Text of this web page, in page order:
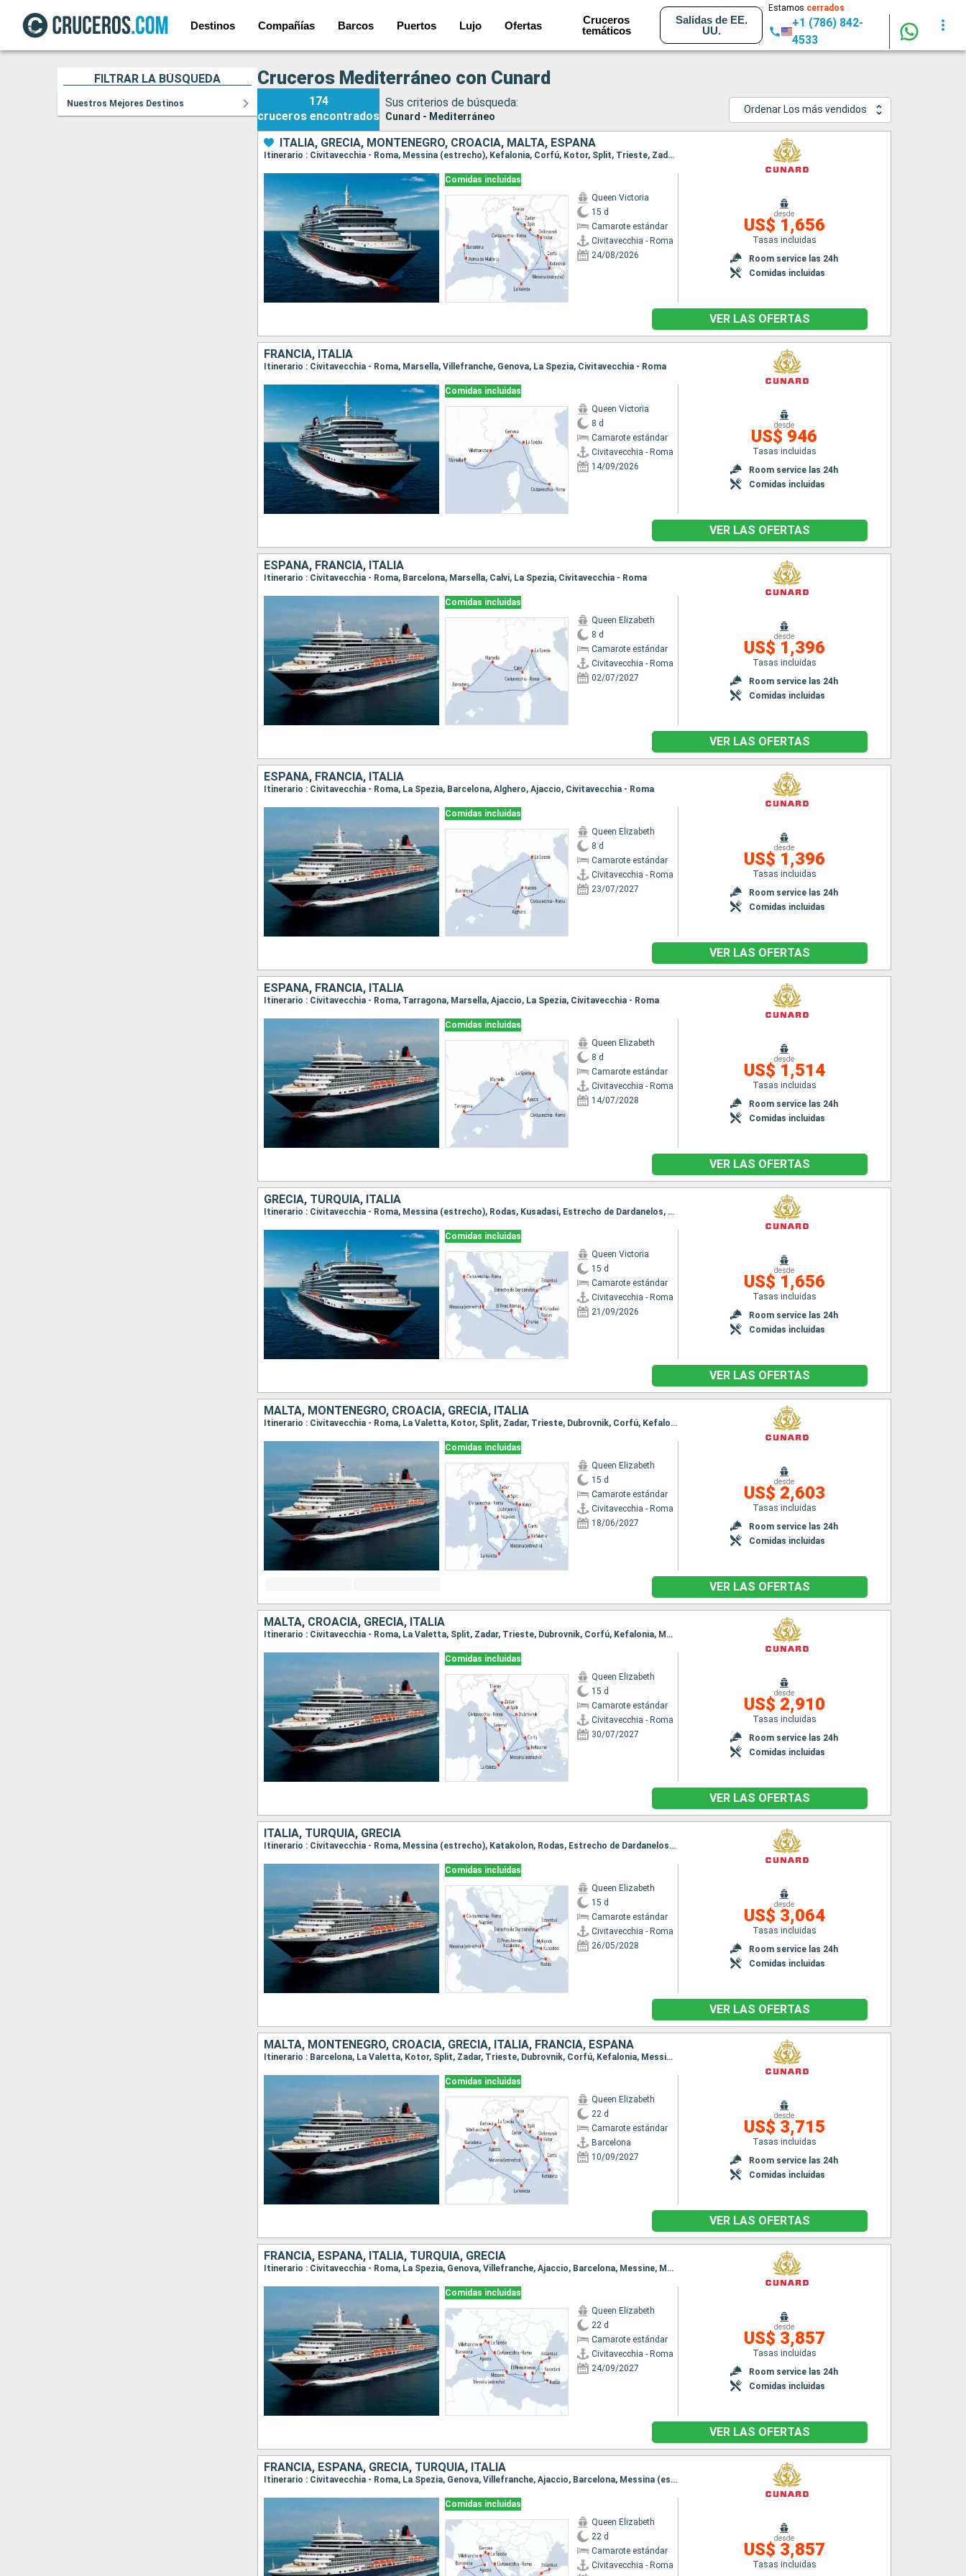
Destinos Compañías Barcos Puertos Lujo Ofertas
Cruceros
temáticos
Salidas de EE.
UU.
Estamos cerrados
+1 (786) 842-
4533
FILTRAR LA BÚSQUEDA
Nuestros Mejores Destinos
Cruceros Mediterráneo con Cunard
174
cruceros encontrados
Sus criterios de búsqueda:
Cunard - Mediterráneo
Ordenar Los más vendidos
ITALIA, GRECIA, MONTENEGRO, CROACIA, MALTA, ESPAÑA
Itinerario : Civitavecchia - Roma, Messina (estrecho), Kefalonia, Corfú, Kotor, Split, Trieste, Zadar, Dubrovnik, La Valetta, Palma de Mallorca, Barcelona
Comidas incluidas
Queen Victoria
15 d
Camarote estándar
Civitavecchia - Roma
24/08/2026
desde
US$ 1,656
Tasas incluidas
Room service las 24h
Comidas incluidas
VER LAS OFERTAS
FRANCIA, ITALIA
Itinerario : Civitavecchia - Roma, Marsella, Villefranche, Genova, La Spezia, Civitavecchia - Roma
Comidas incluidas
Queen Victoria
8 d
Camarote estándar
Civitavecchia - Roma
14/09/2026
desde
US$ 946
Tasas incluidas
Room service las 24h
Comidas incluidas
VER LAS OFERTAS
ESPAÑA, FRANCIA, ITALIA
Itinerario : Civitavecchia - Roma, Barcelona, Marsella, Calvi, La Spezia, Civitavecchia - Roma
Comidas incluidas
Queen Elizabeth
8 d
Camarote estándar
Civitavecchia - Roma
02/07/2027
desde
US$ 1,396
Tasas incluidas
Room service las 24h
Comidas incluidas
VER LAS OFERTAS
ESPAÑA, FRANCIA, ITALIA
Itinerario : Civitavecchia - Roma, La Spezia, Barcelona, Alghero, Ajaccio, Civitavecchia - Roma
Comidas incluidas
Queen Elizabeth
8 d
Camarote estándar
Civitavecchia - Roma
23/07/2027
desde
US$ 1,396
Tasas incluidas
Room service las 24h
Comidas incluidas
VER LAS OFERTAS
ESPAÑA, FRANCIA, ITALIA
Itinerario : Civitavecchia - Roma, Tarragona, Marsella, Ajaccio, La Spezia, Civitavecchia - Roma
Comidas incluidas
Queen Elizabeth
8 d
Camarote estándar
Civitavecchia - Roma
14/07/2028
desde
US$ 1,514
Tasas incluidas
Room service las 24h
Comidas incluidas
VER LAS OFERTAS
GRECIA, TURQUÍA, ITALIA
Itinerario : Civitavecchia - Roma, Messina (estrecho), Rodas, Kusadasi, Estrecho de Dardanelos, Estambul, Estrecho de Dardanelos, El Pireo Atenas, Chania, Katakolon, Messina (estrecho), Civitavecchia - Roma
Comidas incluidas
Queen Victoria
15 d
Camarote estándar
Civitavecchia - Roma
21/09/2026
desde
US$ 1,656
Tasas incluidas
Room service las 24h
Comidas incluidas
VER LAS OFERTAS
MALTA, MONTENEGRO, CROACIA, GRECIA, ITALIA
Itinerario : Civitavecchia - Roma, La Valetta, Kotor, Split, Zadar, Trieste, Dubrovnik, Corfú, Kefalonia, Messina (estrecho), Nápoles, Civitavecchia - Roma
Comidas incluidas
Queen Elizabeth
15 d
Camarote estándar
Civitavecchia - Roma
18/06/2027
desde
US$ 2,603
Tasas incluidas
Room service las 24h
Comidas incluidas
VER LAS OFERTAS
MALTA, CROACIA, GRECIA, ITALIA
Itinerario : Civitavecchia - Roma, La Valetta, Split, Zadar, Trieste, Dubrovnik, Corfú, Kefalonia, Messina (estrecho), Salerno, Civitavecchia - Roma
Comidas incluidas
Queen Elizabeth
15 d
Camarote estándar
Civitavecchia - Roma
30/07/2027
desde
US$ 2,910
Tasas incluidas
Room service las 24h
Comidas incluidas
VER LAS OFERTAS
ITALIA, TURQUÍA, GRECIA
Itinerario : Civitavecchia - Roma, Messina (estrecho), Katakolon, Rodas, Estrecho de Dardanelos, Estambul, Estrecho de Dardanelos, Kusadasi, Mykonos, El Pireo Atenas, Nápoles, Civitavecchia - Roma
Comidas incluidas
Queen Elizabeth
15 d
Camarote estándar
Civitavecchia - Roma
26/05/2028
desde
US$ 3,064
Tasas incluidas
Room service las 24h
Comidas incluidas
VER LAS OFERTAS
MALTA, MONTENEGRO, CROACIA, GRECIA, ITALIA, FRANCIA, ESPAÑA
Itinerario : Barcelona, La Valetta, Kotor, Split, Zadar, Trieste, Dubrovnik, Corfú, Kefalonia, Messina (estrecho), Nápoles, Civitavecchia - Roma, La Spezia, Genova, Villefranche, Ajaccio, Barcelona
Comidas incluidas
Queen Elizabeth
22 d
Camarote estándar
Barcelona
10/09/2027
desde
US$ 3,715
Tasas incluidas
Room service las 24h
Comidas incluidas
VER LAS OFERTAS
FRANCIA, ESPAÑA, ITALIA, TURQUÍA, GRECIA
Itinerario : Civitavecchia - Roma, La Spezia, Genova, Villefranche, Ajaccio, Barcelona, Messine, Messina (estrecho), El Pireo Atenas, Estrecho de Dardanelos, Estambul, Estrecho de Dardanelos, Kusadasi, Rodas, Katakolon, Messina (estrecho), Civitavecchia - Roma
Comidas incluidas
Queen Elizabeth
22 d
Camarote estándar
Civitavecchia - Roma
24/09/2027
desde
US$ 3,857
Tasas incluidas
Room service las 24h
Comidas incluidas
VER LAS OFERTAS
FRANCIA, ESPAÑA, GRECIA, TURQUÍA, ITALIA
Itinerario : Civitavecchia - Roma, La Spezia, Genova, Villefranche, Ajaccio, Barcelona, Messina (estrecho), Messine, El Pireo Atenas, Estrecho de Dardanelos, Estambul, Estrecho de Dardanelos, Kusadasi, Rodas, Katakolon, Messina (estrecho), Civitavecchia - Roma
Comidas incluidas
Queen Elizabeth
22 d
Camarote estándar
Civitavecchia - Roma
desde
US$ 3,857
Tasas incluidas